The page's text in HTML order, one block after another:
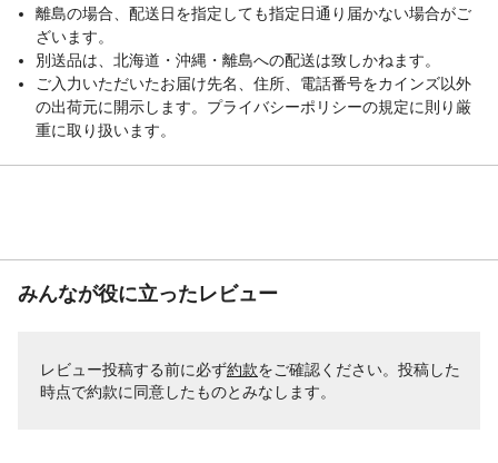
離島の場合、配送日を指定しても指定日通り届かない場合がご
ざいます。
別送品は、北海道・沖縄・離島への配送は致しかねます。
ご入力いただいたお届け先名、住所、電話番号をカインズ以外
の出荷元に開示します。プライバシーポリシーの規定に則り厳
重に取り扱います。
みんなが役に立ったレビュー
レビュー投稿する前に必ず約款をご確認ください。投稿した
時点で約款に同意したものとみなします。